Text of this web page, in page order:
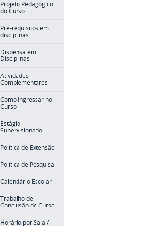
Projeto Pedagógico
do Curso
Pré-requisitos em
disciplinas
Dispensa em
Disciplinas
Atividades
Complementares
Como Ingressar no
Curso
Estágio
Supervisionado
Política de Extensão
Política de Pesquisa
Calendário Escolar
Trabalho de
Conclusão de Curso
Horário por Sala /